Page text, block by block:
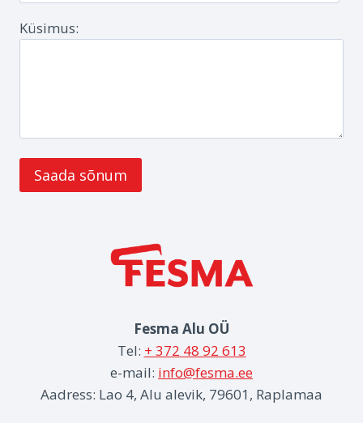
Küsimus:
Fesma Alu OÜ
Tel: + 372 48 92 613
e-mail: info@fesma.ee
Aadress: Lao 4, Alu alevik, 79601, Raplamaa